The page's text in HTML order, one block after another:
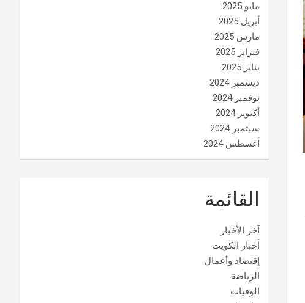
مايو 2025
أبريل 2025
مارس 2025
فبراير 2025
يناير 2025
ديسمبر 2024
نوفمبر 2024
أكتوبر 2024
سبتمبر 2024
أغسطس 2024
القائمة
آخر الأخبار
أخبار الكويت
إقتصاد وأعمال
الرياضة
الوفيات